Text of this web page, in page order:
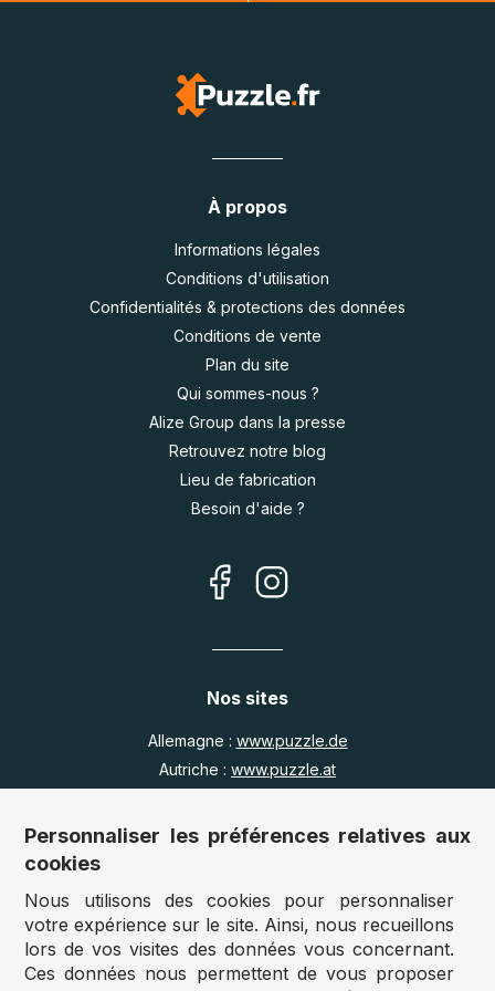
À propos
Informations légales
Conditions d'utilisation
Confidentialités & protections des données
Conditions de vente
Plan du site
Qui sommes-nous ?
Alize Group dans la presse
Retrouvez notre blog
Lieu de fabrication
Besoin d'aide ?
Nos sites
Allemagne : www.puzzle.de
Autriche : www.puzzle.at
Royaume Uni :
www.jigsawpuzzle.co.uk
Accès revendeurs / détaillants
Vous avez un magasin ?
Vous souhaitez accéder à nos prix revendeurs ?
Personnaliser les préférences relatives aux
cookies
Nous utilisons des cookies pour personnaliser
votre expérience sur le site. Ainsi, nous recueillons
lors de vos visites des données vous concernant.
Ces données nous permettent de vous proposer